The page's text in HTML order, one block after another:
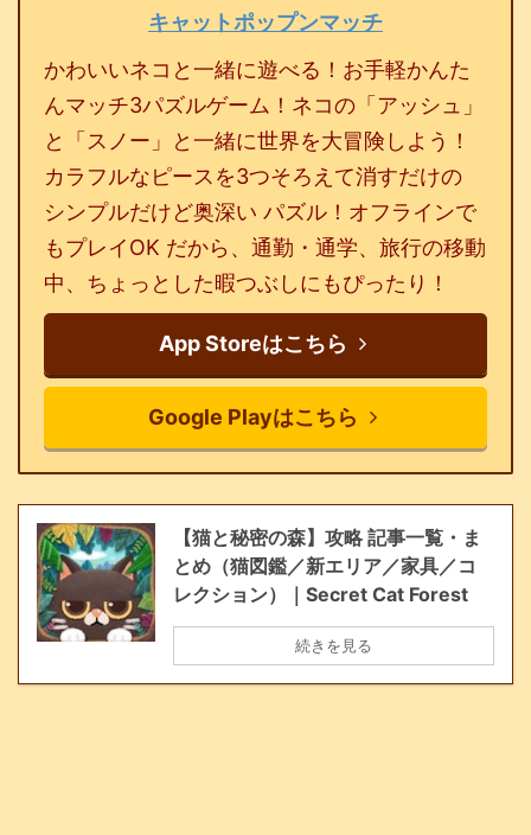
キャットポップンマッチ
かわいいネコと一緒に遊べる！お手軽かんた
んマッチ3パズルゲーム！ネコの「アッシュ」
と「スノー」と一緒に世界を大冒険しよう！
カラフルなピースを3つそろえて消すだけの
シンプルだけど奥深い パズル！オフラインで
もプレイOK だから、通勤・通学、旅行の移動
中、ちょっとした暇つぶしにもぴったり！
App Storeはこちら
Google Playはこちら
【猫と秘密の森】攻略 記事一覧・ま
とめ（猫図鑑／新エリア／家具／コ
レクション）｜Secret Cat Forest
続きを見る